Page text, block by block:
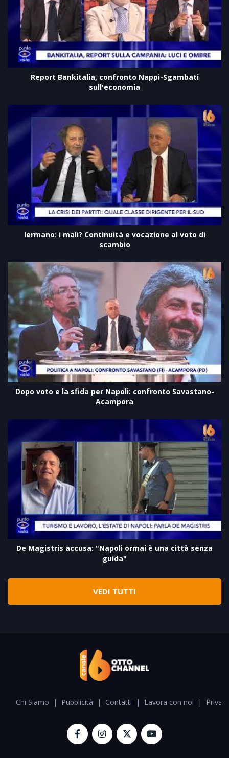
Report Bankitalia, confronto Nappi-Sgambati
sull'economia
Iermano: i mali? Continuità e vocazione al voto di
scambio
Dopo voto e la sfida per Napoli: confronto Savastano-
Acampora
De Magistris accusa: "Napoli ormai è una città senza
guida"
VEDI TUTTI
Chi Siamo | Pubblicità | Contatti | Lavora con noi |